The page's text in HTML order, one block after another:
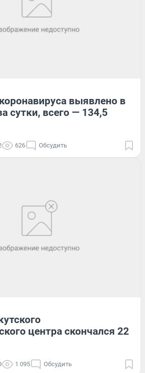
выявлено в
сутки, всего — 134,5
626 Обсудить
центра скончался 22
1 095 Обсудить